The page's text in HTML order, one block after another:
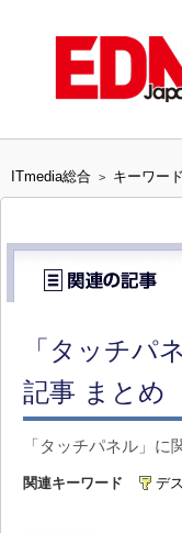
ITmedia総合 > キーワー
「タッチパ
記事 まとめ
「タッチパネル」に
関連キーワード デ